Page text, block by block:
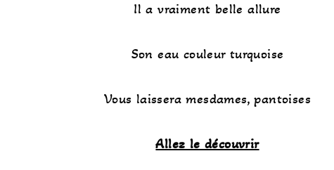
Il a vraiment belle allure
Son eau couleur turquoise
Vous laissera mesdames, pantoises
Allez le découvrir